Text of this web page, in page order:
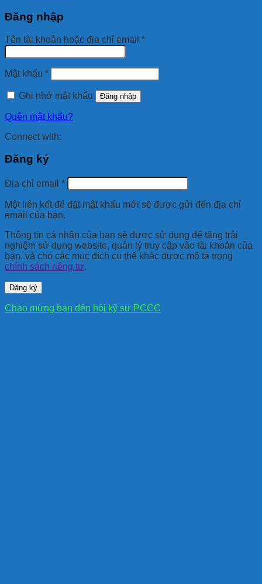
Đăng nhập
Tên tài khoản hoặc địa chỉ email *Bắt
Mật khẩu *Bắt
buộc
Ghi nhớ mật khẩu
Đăng nhập
Quên mật khẩu?
Connect with:
Đăng ký
Địa chỉ email *Bắt
buộc
Một liên kết để đặt mật khẩu mới sẽ được gửi đến địa chỉ
email của bạn.
Thông tin cá nhân của bạn sẽ được sử dụng để tăng trải
nghiệm sử dụng website, quản lý truy cập vào tài khoản của
bạn, và cho các mục đích cụ thể khác được mô tả trong
chính sách riêng tư.
Đăng ký
Chào mừng bạn đến hội kỹ sư PCCC